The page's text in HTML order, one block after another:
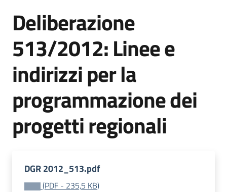
Leggi
Atti
Programmi
Progetti
Menu selezionato
Deliberazione
513/2012: Linee e
indirizzi per la
programmazione dei
progetti regionali
DGR 2012_513.pdf
(PDF - 235,5 KB)